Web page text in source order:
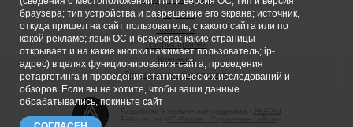
Депутаты
Комитеты
График приема
Контакты
Депутатские объединения
1С-Битрикс: Управление сайтом
браузера; тип устройства и разрешение его экрана; источник,
откуда пришел на сайт пользователь; с какого сайта или по
какой рекламе; язык ОС и браузера; какие страницы
открывает и на какие кнопки нажимает пользователь; ip-
адрес) в целях функционирования сайта, проведения
ретаргетинга и проведения статистических исследований и
обзоров. Если вы не хотите, чтобы ваши данные
обрабатывались, покиньте сайт